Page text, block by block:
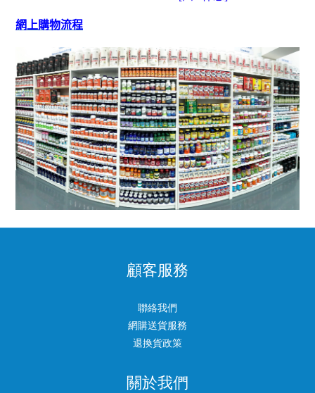
網上購物流程
顧客服務
聯絡我們
網購送貨服務
退換貨政策
關於我們